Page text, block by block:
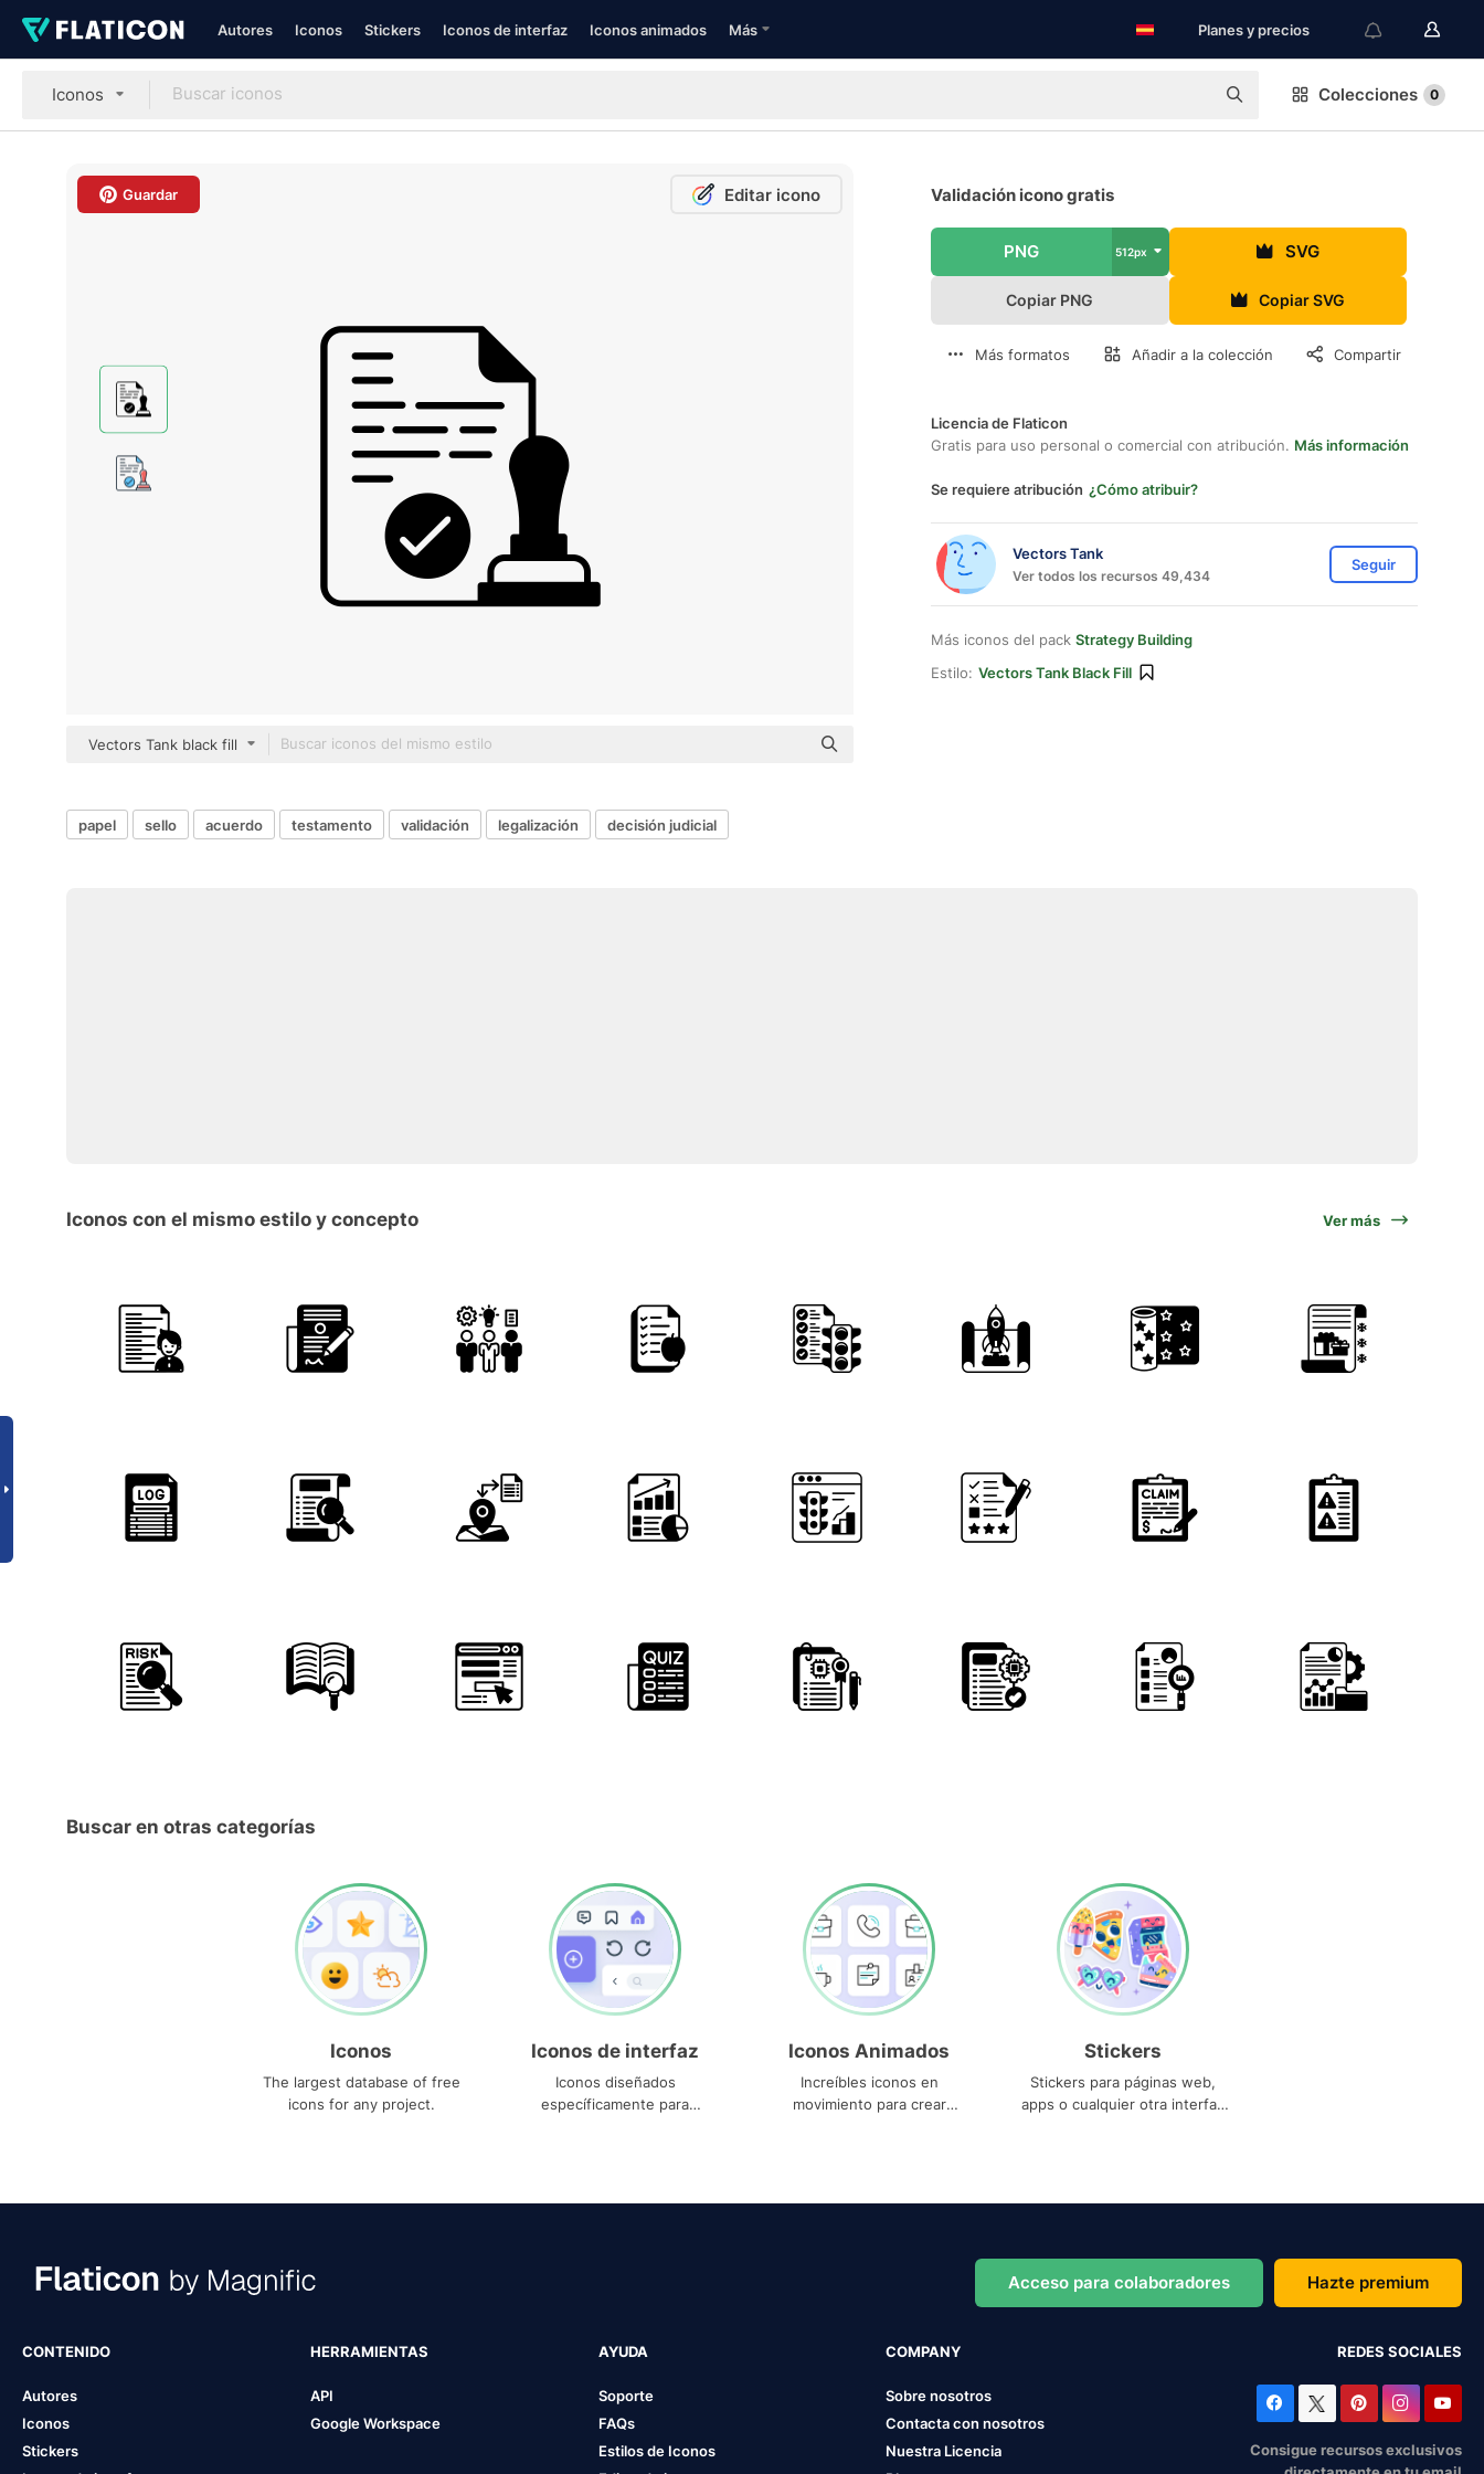
Autores Iconos Stickers Iconos de interfaz Iconos animados Más Planes y precios
Iconos Colecciones 0
Guardar Editar icono
Vectors Tank black fill
Validación icono gratis
PNG 512px SVG
Copiar PNG Copiar SVG
Más formatos Añadir a la colección Compartir
Licencia de Flaticon
Gratis para uso personal o comercial con atribución. Más información
Se requiere atribución ¿Cómo atribuir?
Vectors Tank
Ver todos los recursos 49,434
Seguir
Más iconos del pack Strategy Building
Estilo: Vectors Tank Black Fill
papel sello acuerdo testamento validación legalización decisión judicial
Iconos con el mismo estilo y concepto Ver más
Buscar en otras categorías
Iconos
The largest database of free
icons for any project.
Iconos de interfaz
Iconos diseñados
específicamente para
Iconos Animados
Increíbles iconos en
movimiento para crear
Stickers
Stickers para páginas web,
apps o cualquier otra interfaz
Acceso para colaboradores Hazte premium
CONTENIDO
Autores
Iconos
Stickers
HERRAMIENTAS
API
Google Workspace
AYUDA
Soporte
FAQs
Estilos de Iconos
COMPANY
Sobre nosotros
Contacta con nosotros
Nuestra Licencia
REDES SOCIALES
Consigue recursos exclusivos